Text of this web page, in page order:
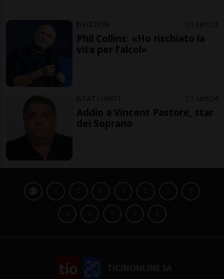
SVIZZERA 1 sett 3
Phil Collins: «Ho rischiato la
vita per l’alcol»
STATI UNITI 1 sett 4
Addio a Vincent Pastore, star
dei Soprano